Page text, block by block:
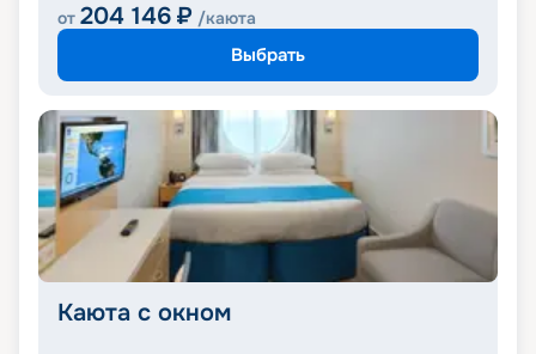
от 204 146 ₽ /каюта
Выбрать
Каюта с окном